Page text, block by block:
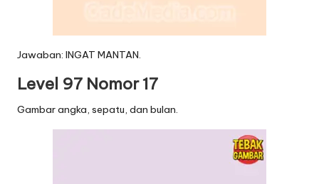
Jawaban: INGAT MANTAN.
Level 97 Nomor 17
Gambar angka, sepatu, dan bulan.